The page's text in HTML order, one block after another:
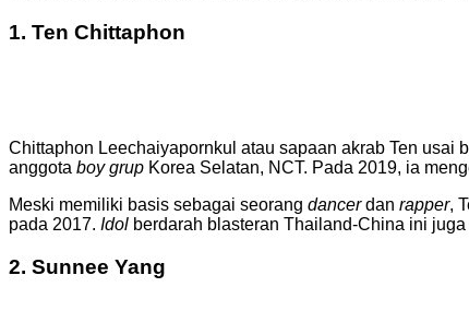
1. Ten Chittaphon
Chittaphon Leechaiyapornkul atau sapaan akrab Ten
anggota boy grup Korea Selatan, NCT. Pada 2019, ia
Meski memiliki basis sebagai seorang dancerdan rapper,
pada 2017. Idol berdarah blasteran Thailand-China ini
2. Sunnee Yang